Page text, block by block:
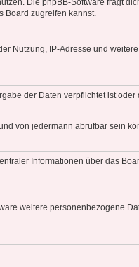
Die phpBB-Software fragt
Board zugreifen kannst.
Nutzung, IP-Adresse und
der Daten verpflichtet ist
von jedermann abrufbar sein
Informationen über das
weitere personenbezogene